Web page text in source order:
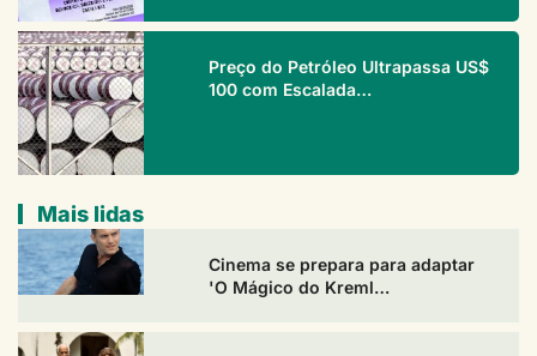
Preço do Petróleo Ultrapassa US$
100 com Escalada…
Mais lidas
Cinema se prepara para adaptar
'O Mágico do Kreml…